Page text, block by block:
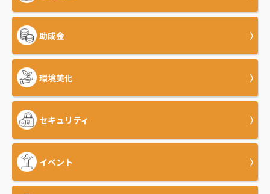
助成金
環境美化
セキュリティ
イベント